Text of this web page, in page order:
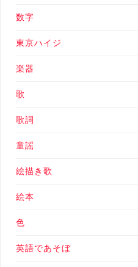
数字
東京ハイジ
楽器
歌
歌詞
童謡
絵描き歌
絵本
色
英語であそぼ